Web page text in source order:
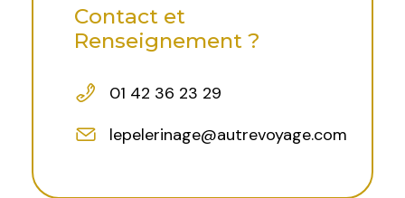
Contact et
Renseignement ?
01 42 36 23 29
lepelerinage@autrevoyage.com